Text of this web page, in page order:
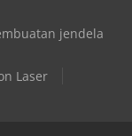
jendela
Laser